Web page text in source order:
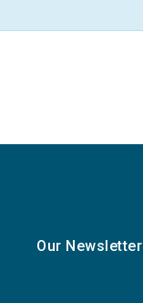
Our Newsletter